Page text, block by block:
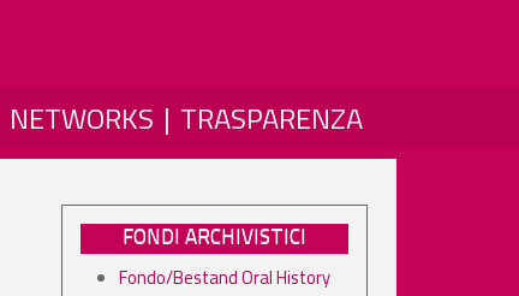
NETWORKS TRASPARENZA
FONDI ARCHIVISTICI
Fondo/Bestand Oral History